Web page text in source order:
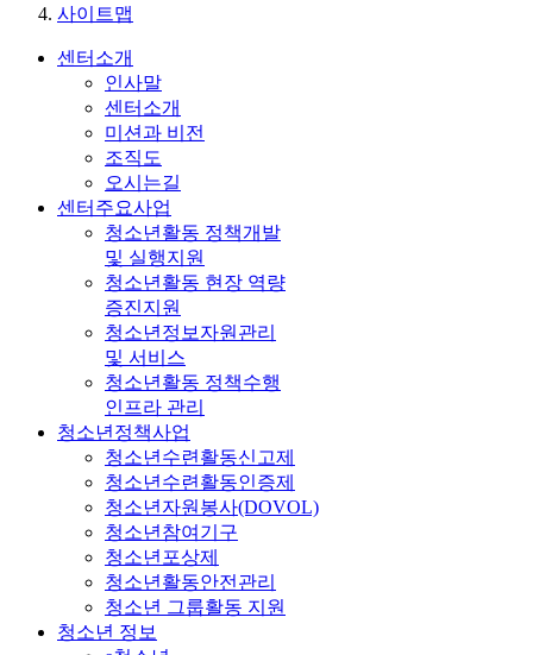
사이트맵
센터소개
인사말
센터소개
미션과 비전
조직도
오시는길
센터주요사업
청소년활동 정책개발
및 실행지원
청소년활동 현장 역량
증진지원
청소년정보자원관리
및 서비스
청소년활동 정책수행
인프라 관리
청소년정책사업
청소년수련활동신고제
청소년수련활동인증제
청소년자원봉사(DOVOL)
청소년참여기구
청소년포상제
청소년활동안전관리
청소년 그룹활동 지원
청소년 정보